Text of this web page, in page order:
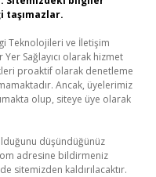
taşımazlar.
Teknolojileri ve İletişim
Sağlayıcı olarak hizmet
proaktif olarak denetleme
Ancak, üyelerimiz
olup, siteye üye olarak
düşündüğünüz
adresine bildirmeniz
sitemizden kaldırılacaktır.